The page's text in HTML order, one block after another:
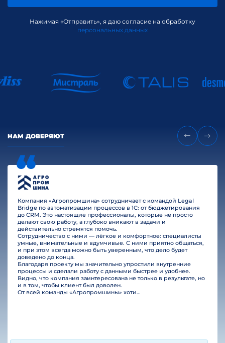
Нажимая «Отправить», я даю согласие на обработку
персональных данных
НАМ ДОВЕРЯЮТ
Компания «Агропромшина» сотрудничает с командой Legal
Bridge по автоматизации процессов в 1С: от бюджетирования
до CRM. Это настоящие профессионалы, которые не просто
делают свою работу, а глубоко вникают в задачи и
действительно стремятся помочь.
Сотрудничество с ними — лёгкое и комфортное: специалисты
умные, внимательные и вдумчивые. С ними приятно общаться,
и при этом всегда можно быть уверенным, что дело будет
доведено до конца.
Благодаря проекту мы значительно упростили внутренние
процессы и сделали работу с данными быстрее и удобнее.
Видно, что компания заинтересована не только в результате, но
и в том, чтобы клиент был доволен.
От всей команды «Агропромшины» хотим поблагодарить специалистов Legal Bridge за отличную работу и человеческое отношение.…